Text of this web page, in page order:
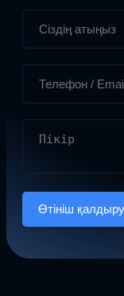
Өтініш қалдыру